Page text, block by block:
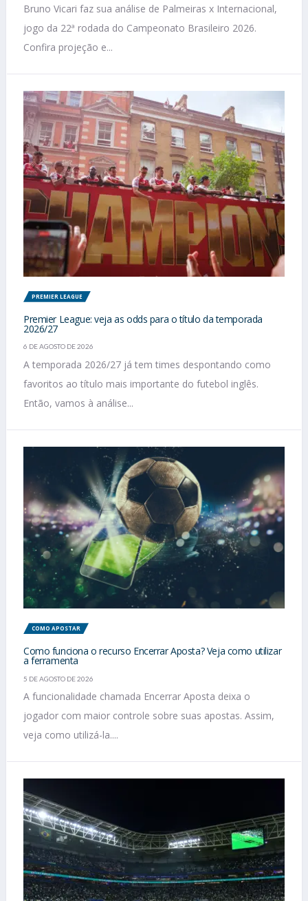
Bruno Vicari faz sua análise de Palmeiras x Internacional,
jogo da 22ª rodada do Campeonato Brasileiro 2026.
Confira projeção e...
PREMIER LEAGUE
Premier League: veja as odds para o título da temporada
2026/27
6 DE AGOSTO DE 2026
A temporada 2026/27 já tem times despontando como
favoritos ao título mais importante do futebol inglês.
Então, vamos à análise...
COMO APOSTAR
Como funciona o recurso Encerrar Aposta? Veja como utilizar
a ferramenta
5 DE AGOSTO DE 2026
A funcionalidade chamada Encerrar Aposta deixa o
jogador com maior controle sobre suas apostas. Assim,
veja como utilizá-la....